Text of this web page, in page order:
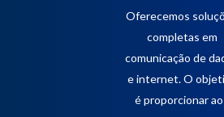
Oferecemos
completas em
comunicação de
e internet. O
é proporcionar